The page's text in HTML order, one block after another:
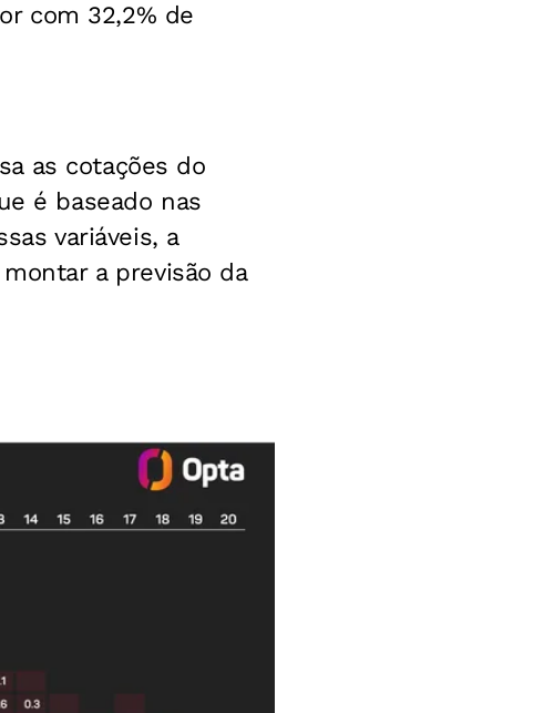
com 32,2% de
as cotações do
é baseado nas
variáveis, a
a previsão da